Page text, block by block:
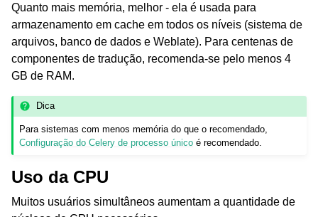
navigation of Formatos de arquivos suportados
Quanto mais memória, melhor - ela é usada para
armazenamento em cache em todos os níveis (sistema de
arquivos, banco de dados e Weblate). Para centenas de
componentes de tradução, recomenda-se pelo menos 4
GB de RAM.
Dica
Para sistemas com menos memória do que o recomendado,
Configuração do Celery de processo único é recomendado.
Uso da CPU
Muitos usuários simultâneos aumentam a quantidade de